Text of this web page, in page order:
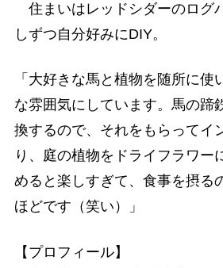
住まいはレッドシダーのログ
しずつ自分好みにDIY。
「大好きな馬と植物を随所に使
な雰囲気にしています。馬の蹄
換するので、それをもらってイ
り、庭の植物をドライフラワー
めると楽しすぎて、食事を摂る
ほどです（笑い）」
【プロフィール】